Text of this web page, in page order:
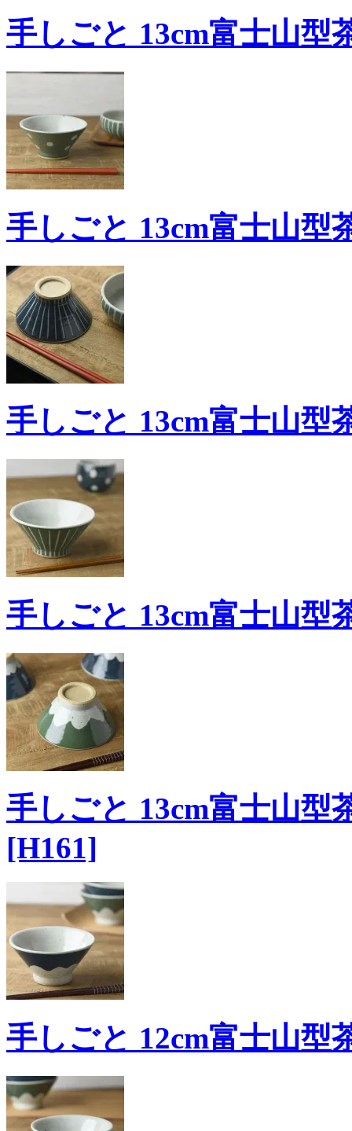
手しごと 13cm富士山型
手しごと 13cm富士山型
手しごと 13cm富士山型
手しごと 13cm富士山型
手しごと 13cm富士山型
[H161]
手しごと 12cm富士山型